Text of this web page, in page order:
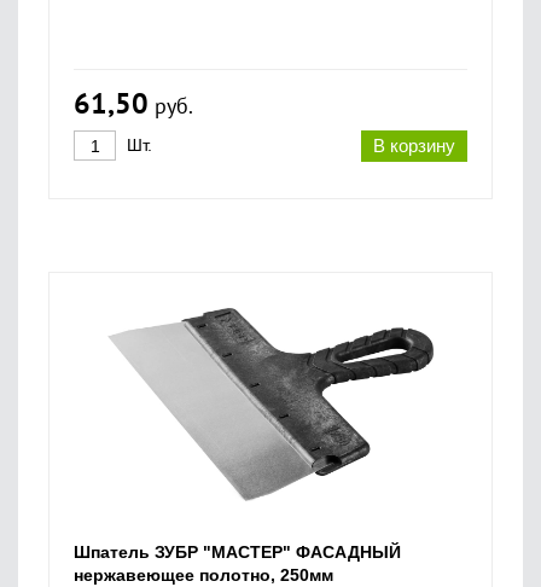
61,50 руб.
В корзину
Шт.
Шпатель ЗУБР "МАСТЕР" ФАСАДНЫЙ
нержавеющее полотно, 250мм